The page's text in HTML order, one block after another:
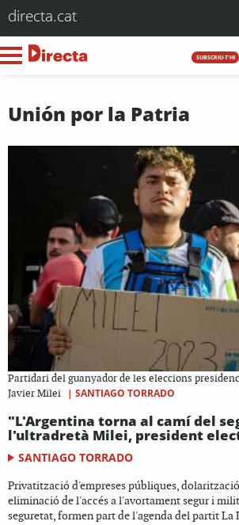
directa.cat
SUBSCRIU-T'HI
Unión por la Patria
Partidari del guanyador de les eleccions
Javier Milei
| SANTIAGO TORRADO
"L'Argentina torna al camí del
l'ultradretà Milei, president
SANTIAGO TORRADO
Privatització d'empreses públiques,
eliminació de l'accés a l'avortament segur i
seguretat, formen part de l'agenda del partit La